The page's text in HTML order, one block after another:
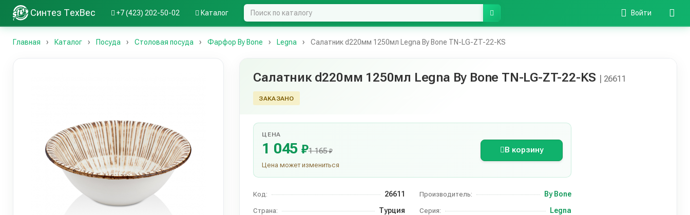
Синтез ТехВес +7 (423) 202-50-02 Каталог Войти
Главная Каталог Посуда Столовая посуда Фарфор By Bone Legna Салатник d220мм 1250мл Legna By Bone TN-LG-ZT-22-KS
Салатник d220мм 1250мл Legna By Bone TN-LG-ZT-22-KS | 26611
ЗАКАЗАНО
ЦЕНА
1 045 ₽1 165₽
Цена может измениться
В корзину
Код: 26611 Производитель: By Bone
Страна: Турция Серия: Legna